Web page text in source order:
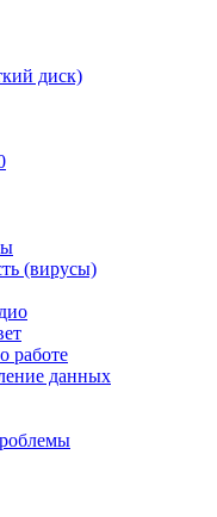
диск)
(вирусы)
работе
данных